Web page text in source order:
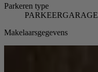
Parkeren type
PARKEERGARAGE
Makelaarsgegevens